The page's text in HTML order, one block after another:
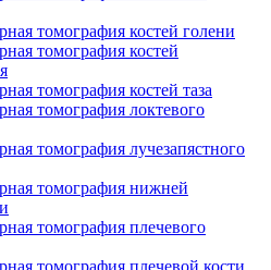
томография костей голени
томография костей
томография костей таза
томография локтевого
томография лучезапястного
томография нижней
томография плечевого
томография плечевой кости